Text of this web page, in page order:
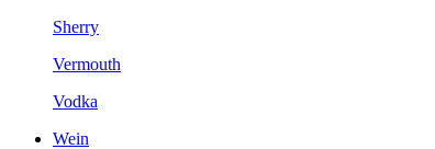
Sherry
Vermouth
Vodka
Wein